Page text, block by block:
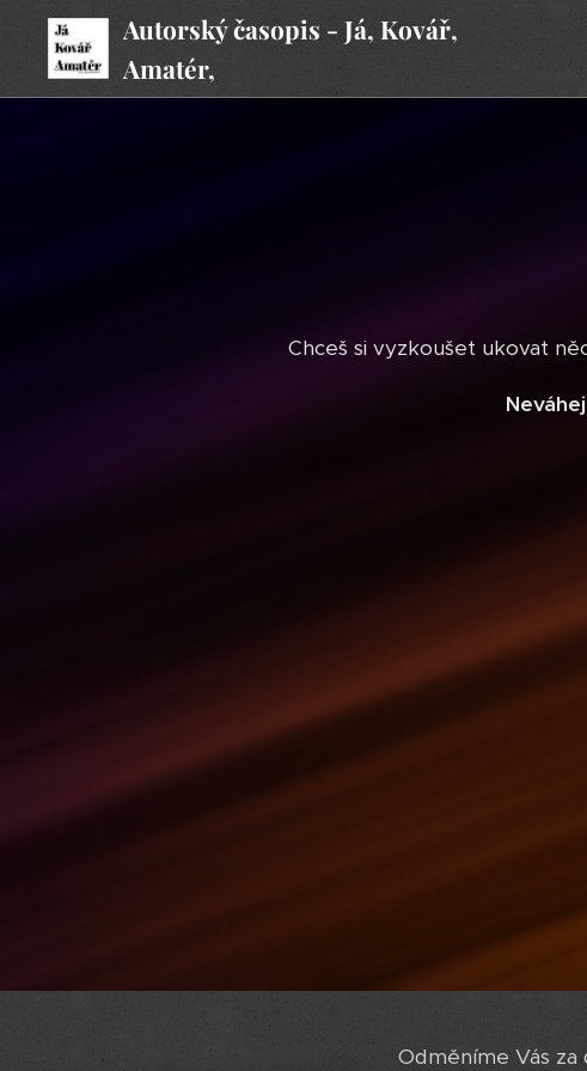
Autorský časopis - Já, Kovář,
Amatér,
Chceš si vyzkoušet ukovat
Odměníme Vás